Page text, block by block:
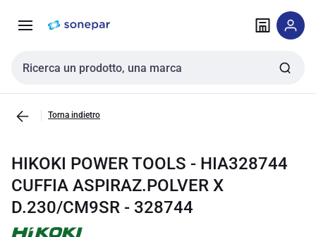
navigazione alla
Cerca input
Torna indietro
HIKOKI POWER TOOLS - HIA328744
CUFFIA ASPIRAZ.POLVER X
D.230/CM9SR - 328744